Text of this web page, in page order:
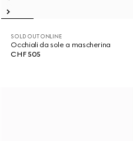
SOLD OUT ONLINE
Occhiali da sole a mascherina
CHF 505